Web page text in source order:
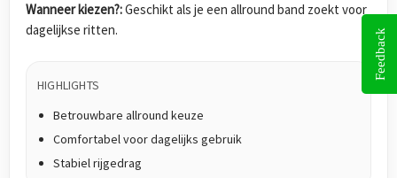
Wanneer kiezen?:Geschikt als je een allround band zoekt voor
dagelijkse ritten.
HIGHLIGHTS
Betrouwbare allround keuze
Comfortabel voor dagelijks gebruik
Stabiel rijgedrag
Feedback